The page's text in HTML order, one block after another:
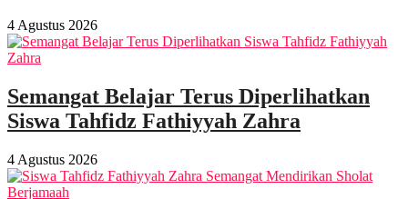
4 Agustus 2026
Semangat Belajar Terus Diperlihatkan
Siswa Tahfidz Fathiyyah Zahra
4 Agustus 2026